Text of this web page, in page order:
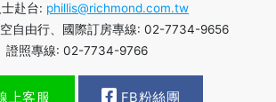
赴台: phillis@richmond.com.tw
自由行、國際訂房專線: 02-7734-9656
證照專線: 02-7734-9766
上客服 FB粉絲團